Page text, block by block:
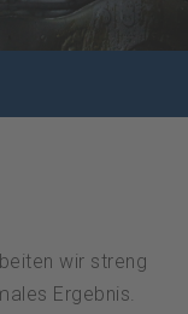
wir streng
Ergebnis.